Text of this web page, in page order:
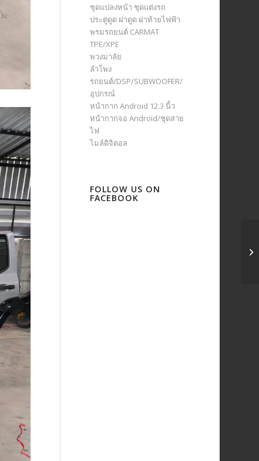
ชุดแปลงหน้า ชุดแต่งรถ
ประตูดูด ฝาดูด ฝาท้ายไฟฟ้า
พรมรถยนต์ CARMAT
TPE/XPE
พวงมาลัย
ลำโพง
รถยนต์/DSP/SUBWOOFER/
อุปกรณ์
หน้ากาก Android 12.3 นิ้ว
หน้ากากจอ Android/ชุดสาย
ไฟ
ไมล์ดิจิตอล
FOLLOW US ON
FACEBOOK